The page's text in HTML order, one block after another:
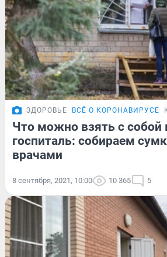
ЗДОРОВЬЕ ВСЁ О КОРОНАВИРУСЕ
Что можно взять с собой
госпиталь: собираем
врачами
8 сентября, 2021, 10:00 10 365 5